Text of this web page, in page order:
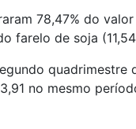
78,47% do
farelo de soja
no mesmo